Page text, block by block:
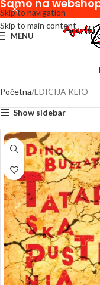
Skip to navigation
Skip to main content
MENU
Početna EDICIJA KLIO
Show sidebar
Samo na